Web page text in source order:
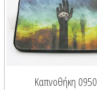
Καπνοθήκη 0950